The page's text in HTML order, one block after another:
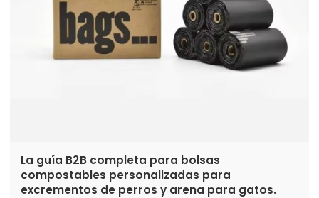
La guía B2B completa para bolsas
compostables personalizadas para
excrementos de perros y arena para gatos.